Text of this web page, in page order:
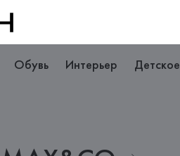
Обувь Интерьер Детское